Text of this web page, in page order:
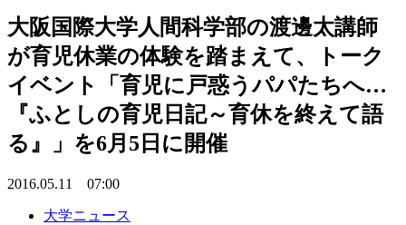
大阪国際大学人間科学部の渡邊太講師
が育児休業の体験を踏まえて、トーク
イベント「育児に戸惑うパパたちへ…
『ふとしの育児日記～育休を終えて語
る』」を6月5日に開催
2016.05.11 07:00
大学ニュース